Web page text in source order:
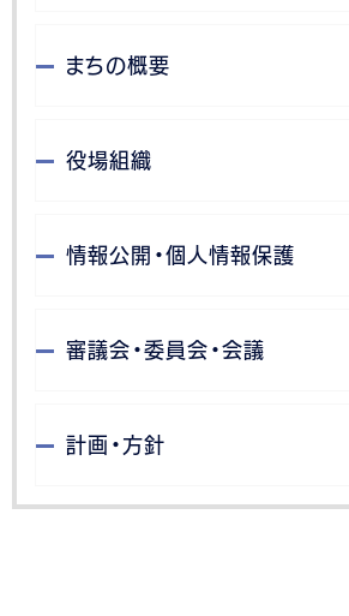
まちの概要
役場組織
情報公開・個人情報保護
審議会・委員会・会議
計画・方針